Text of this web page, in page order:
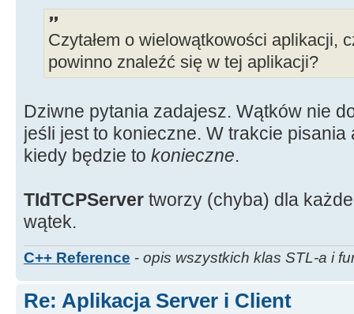
Czytałem o wielowątkowości aplikacji,
powinno znaleźć się w tej aplikacji?
Dziwne pytania zadajesz. Wątków nie
jeśli jest to konieczne. W trakcie pisania
kiedy będzie to konieczne.
TIdTCPServer tworzy (chyba) dla
wątek.
C++ Reference - opis wszystkich klas STL-a i
Re: Aplikacja Server i Client